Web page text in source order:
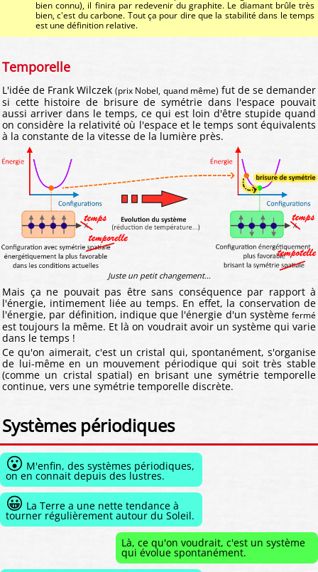
bien connu), il finira par redevenir du graphite. Le diamant brûle très
bien, c'est du carbone. Tout ça pour dire que la stabilité dans le temps
est une définition relative.
Temporelle
L'idée de Frank Wilczek(prix Nobel, quand même) fut de se demander
si cette histoire de brisure de symétrie dans l'espace pouvait
aussi arriver dans le temps, ce qui est loin d'être stupide quand
on considère la relativité où l'espace et le temps sont équivalents
à la constante de la vitesse de la lumière près.
Juste un petit changement...
Mais ça ne pouvait pas être sans conséquence par rapport à
l'énergie, intimement liée au temps. En effet, la conservation de
l'énergie, par définition, indique que l'énergie d'un système fermé
est toujours la même. Et là on voudrait avoir un système qui varie
dans le temps !
Ce qu'on aimerait, c'est un cristal qui, spontanément, s'organise
de lui-même en un mouvement périodique qui soit très stable
(comme un cristal spatial) en brisant une symétrie temporelle
continue, vers une symétrie temporelle discrète.
Systèmes périodiques
😮 M'enfin, des systèmes périodiques,
on en connait depuis des lustres.
😀 La Terre a une nette tendance à
tourner régulièrement autour du Soleil.
Là, ce qu'on voudrait, c'est un système
qui évolue spontanément.